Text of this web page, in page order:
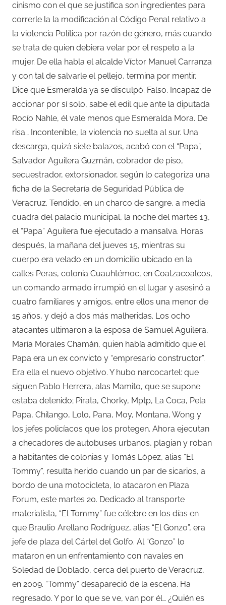
cinismo con el que se justifica son ingredientes para
correrle la la modificación al Código Penal relativo a
la violencia Política por razón de género, más cuando
se trata de quien debiera velar por el respeto a la
mujer. De ella habla el alcalde Víctor Manuel Carranza
y con tal de salvarle el pellejo, termina por mentir.
Dice que Esmeralda ya se disculpó. Falso. Incapaz de
accionar por sí solo, sabe el edil que ante la diputada
Rocío Nahle, él vale menos que Esmeralda Mora. De
risa… Incontenible, la violencia no suelta al sur. Una
descarga, quizá siete balazos, acabó con el “Papa”,
Salvador Aguilera Guzmán, cobrador de piso,
secuestrador, extorsionador, según lo categoriza una
ficha de la Secretaría de Seguridad Pública de
Veracruz. Tendido, en un charco de sangre, a media
cuadra del palacio municipal, la noche del martes 13,
el “Papa” Aguilera fue ejecutado a mansalva. Horas
después, la mañana del jueves 15, mientras su
cuerpo era velado en un domicilio ubicado en la
calles Peras, colonia Cuauhtémoc, en Coatzacoalcos,
un comando armado irrumpió en el lugar y asesinó a
cuatro familiares y amigos, entre ellos una menor de
15 años, y dejó a dos más malheridas. Los ocho
atacantes ultimaron a la esposa de Samuel Aguilera,
María Morales Chamán, quien había admitido que el
Papa era un ex convicto y “empresario constructor”.
Era ella el nuevo objetivo. Y hubo narcocartel: que
siguen Pablo Herrera, alas Mamito, que se supone
estaba detenido; Pirata, Chorky, Mptp, La Coca, Pela
Papa, Chilango, Lolo, Pana, Moy, Montana, Wong y
los jefes policíacos que los protegen. Ahora ejecutan
a checadores de autobuses urbanos, plagian y roban
a habitantes de colonias y Tomás López, alias “El
Tommy”, resulta herido cuando un par de sicarios, a
bordo de una motocicleta, lo atacaron en Plaza
Forum, este martes 20. Dedicado al transporte
materialista, “El Tommy” fue célebre en los días en
que Braulio Arellano Rodríguez, alias “El Gonzo”, era
jefe de plaza del Cártel del Golfo. Al “Gonzo” lo
mataron en un enfrentamiento con navales en
Soledad de Doblado, cerca del puerto de Veracruz,
en 2009. “Tommy” desapareció de la escena. Ha
regresado. Y por lo que se ve, van por él… ¿Quién es